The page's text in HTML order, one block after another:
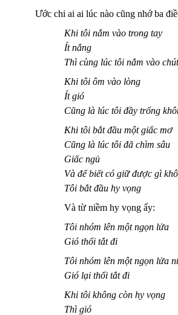
Ước chi ai ai lúc nào cũng nhớ ba
Khi tôi nắm vào trong tay
Ít nắng
Thì cùng lúc tôi nắm vào
Khi tôi ôm vào lòng
Ít gió
Cũng là lúc tôi đầy trống
Khi tôi bắt đầu một giấc mơ
Cũng là lúc tôi đã chìm sâu
Giấc ngủ
Và để biết có giữ được gì
Tôi bắt đầu hy vọng
Và từ niềm hy vọng ấy:
Tôi nhóm lên một ngọn lửa
Gió thổi tắt đi
Tôi nhóm lên một ngọn lửa
Gió lại thổi tắt đi
Khi tôi không còn hy vọng
Thì gió